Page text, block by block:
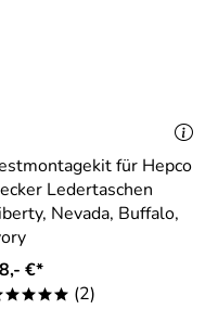
für Hepco
Ledertaschen
Nevada, Buffalo,
€*
(2)